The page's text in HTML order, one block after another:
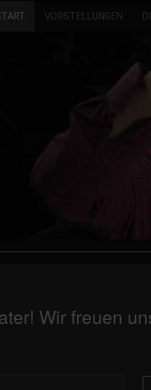
VORSTELLUNGEN
Wir freuen